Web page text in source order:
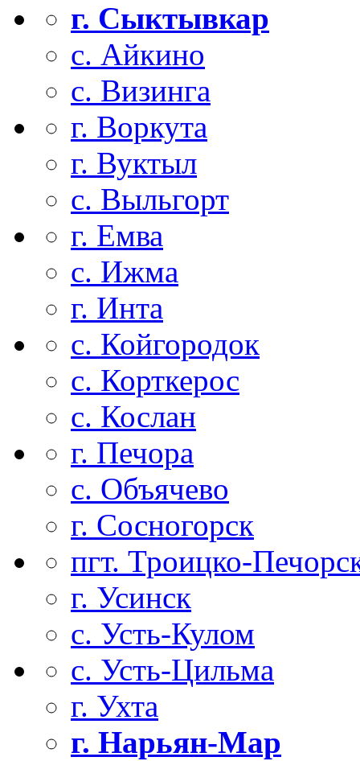
г. Сыктывкар
с. Айкино
с. Визинга
г. Воркута
г. Вуктыл
с. Выльгорт
г. Емва
с. Ижма
г. Инта
с. Койгородок
с. Корткерос
с. Кослан
г. Печора
с. Объячево
г. Сосногорск
пгт. Троицко-
г. Усинск
с. Усть-Кулом
с. Усть-Цильма
г. Ухта
г. Нарьян-Мар